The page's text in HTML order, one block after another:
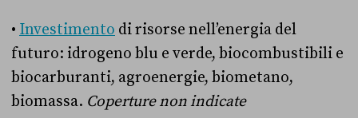
• Investimento di risorse nell’energia del
futuro: idrogeno blu e verde, biocombustibili e
biocarburanti, agroenergie, biometano,
biomassa. Coperture non indicate